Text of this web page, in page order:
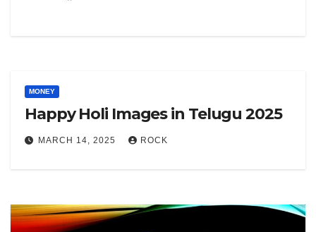
MONEY
Happy Holi Images in Telugu 2025
MARCH 14, 2025 ROCK